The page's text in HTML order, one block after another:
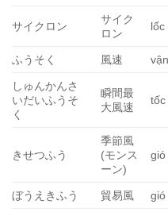
サイクロン
サイク
ロン
ふうそく 風速
しゅんかんさ
いだいふうそ
く
瞬間最
大風速
tốc
きせつふう
季節風
(モンス
ーン)
gió
ぼうえきふう 貿易風 gió